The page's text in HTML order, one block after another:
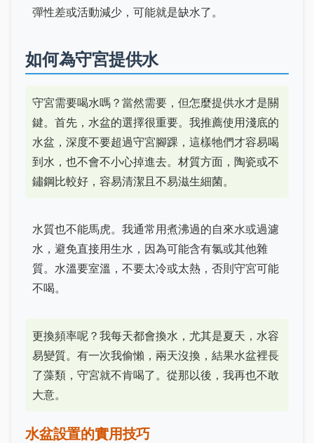
彈性差或活動減少，可能就是缺水了。
如何為守宮提供水
守宮需要喝水嗎？當然需要，但怎麼提供水才是關
鍵。首先，水盆的選擇很重要。我推薦使用淺底的
水盆，深度不要超過守宮腳踝，這樣牠們才容易喝
到水，也不會不小心掉進去。材質方面，陶瓷或不
鏽鋼比較好，容易清潔且不易滋生細菌。
水質也不能馬虎。我通常用煮沸過的自來水或過濾
水，避免直接用生水，因為可能含有氯或其他雜
質。水溫要室溫，不要太冷或太熱，否則守宮可能
不喝。
更換頻率呢？我每天都會換水，尤其是夏天，水容
易變質。有一次我偷懶，兩天沒換，結果水盆裡長
了藻類，守宮就不肯喝了。從那以後，我再也不敢
大意。
水盆設置的實用技巧